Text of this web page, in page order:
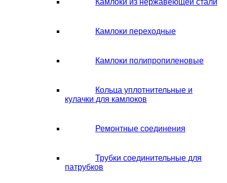
Камлоки из нержавеющей стали
Камлоки переходные
Камлоки полипропиленовые
Кольца уплотнительные и
кулачки для камлоков
Ремонтные соединения
Трубки соединительные для
патрубков